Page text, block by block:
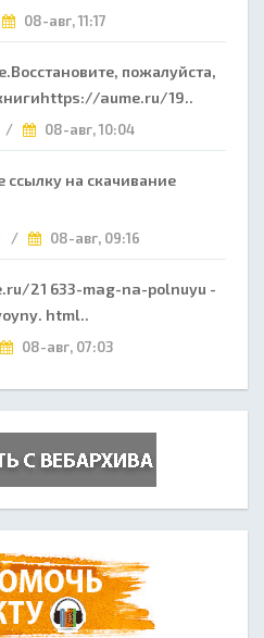
08-авг, 11:17
пожалуйста,
aume.ru/19..
/ 08-авг, 10:04
ссылку на скачивание
/ 08-авг, 09:16
21 633-mag-na-polnuyu -
html..
08-авг, 07:03